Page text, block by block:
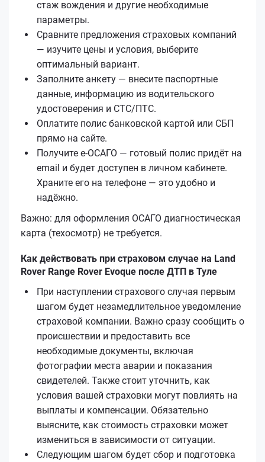
стаж вождения и другие необходимые
параметры.
Сравните предложения страховых компаний
— изучите цены и условия, выберите
оптимальный вариант.
Заполните анкету — внесите паспортные
данные, информацию из водительского
удостоверения и СТС/ПТС.
Оплатите полис банковской картой или СБП
прямо на сайте.
Получите е‑ОСАГО — готовый полис придёт на
email и будет доступен в личном кабинете.
Храните его на телефоне — это удобно и
надёжно.
Важно: для оформления ОСАГО диагностическая
карта (техосмотр) не требуется.
Как действовать при страховом случае на Land
Rover Range Rover Evoque после ДТП в Туле
При наступлении страхового случая первым
шагом будет незамедлительное уведомление
страховой компании. Важно сразу сообщить о
происшествии и предоставить все
необходимые документы, включая
фотографии места аварии и показания
свидетелей. Также стоит уточнить, как
условия вашей страховки могут повлиять на
выплаты и компенсации. Обязательно
выясните, как стоимость страховки может
измениться в зависимости от ситуации.
Следующим шагом будет сбор и подготовка